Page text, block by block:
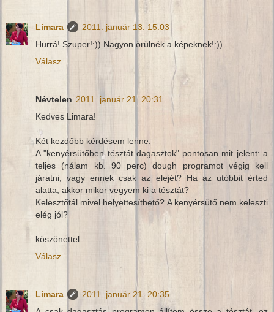
Limara
2011. január 13. 15:03
Hurrá! Szuper!:)) Nagyon örülnék a képeknek!:))
Válasz
Névtelen 2011. január 21. 20:31
Kedves Limara!
Két kezdőbb kérdésem lenne:
A "kenyérsütőben tésztát dagasztok" pontosan mit jelent: a
teljes (nálam kb. 90 perc) dough programot végig kell
járatni, vagy ennek csak az elejét? Ha az utóbbit érted
alatta, akkor mikor vegyem ki a tésztát?
Kelesztőtál mivel helyettesíthető? A kenyérsütő nem keleszti
elég jól?
köszönettel
Válasz
Limara
2011. január 21. 20:35